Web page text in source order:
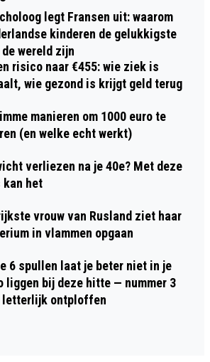
legt Fransen uit: waarom
kinderen de gelukkigste
wereld zijn
risico naar €455: wie ziek is
wie gezond is krijgt geld terug
manieren om 1000 euro te
(en welke echt werkt)
verliezen na je 40e? Met deze
het
vrouw van Rusland ziet haar
in vlammen opgaan
6 spullen laat je beter niet in je
liggen bij deze hitte — nummer 3
letterlijk ontploffen